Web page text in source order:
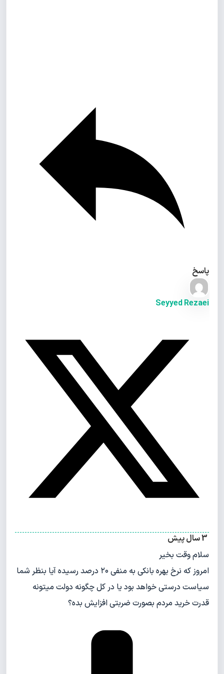
پاسخ
Seyyed Rezaei
سلام وقت بخیر
امروز که نرخ بهره بانکی به منفی ۲۰ درصد رسیده آیا بنظر شما
سیاست درستی خواهد بود یا در کل چگونه دولت میتونه
قدرت خرید مردم بصورت ضربتی افزایش بده؟